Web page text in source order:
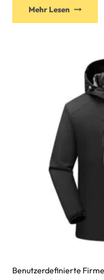
Mehr Lesen
Benutzerdefinierte